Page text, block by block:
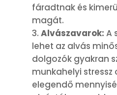
fáradtnak és
magát.
Alvászavarok: A
lehet az alvás
dolgozók gyakran
munkahelyi stressz
elegendő